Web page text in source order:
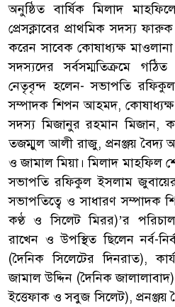
অনুষ্ঠিত বার্ষিক মিলাদ
প্রেসক্লাবের প্রাথমিক সদস্য
করেন সাবেক কোষাধ্যক্ষ মাওলানা
সদস্যদের সর্বসম্মতিক্রমে গঠিত
নেতৃবৃন্দ হলেন- সভাপতি
সম্পাদক শিপন আহমদ, কোষাধ্যক্ষ
সদস্য মিজানুর রহমান মিজান,
তজম্মুল আলী রাজু, প্রনঞ্জয় বৈদ্য
ও জামাল মিয়া। মিলাদ মাহফিল
সভাপতি রফিকুল ইসলাম
সভাপতিত্বে ও সাধারণ সম্পাদক
কণ্ঠ ও সিলেট মিরর)’র
রাখেন ও উপস্থিত ছিলেন নর্ব-
(দৈনিক সিলেটের দিনরাত),
জামাল উদ্দিন (দৈনিক
ইত্তেফাক ও সবুজ সিলেট), প্রনঞ্জয়